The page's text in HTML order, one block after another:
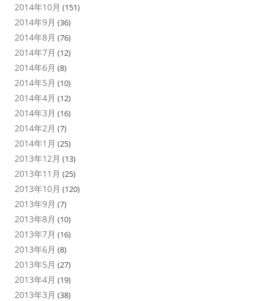
2014年10月 (151)
2014年9月 (36)
2014年8月 (76)
2014年7月 (12)
2014年6月 (8)
2014年5月 (10)
2014年4月 (12)
2014年3月 (16)
2014年2月 (7)
2014年1月 (25)
2013年12月 (13)
2013年11月 (25)
2013年10月 (120)
2013年9月 (7)
2013年8月 (10)
2013年7月 (16)
2013年6月 (8)
2013年5月 (27)
2013年4月 (19)
2013年3月 (38)